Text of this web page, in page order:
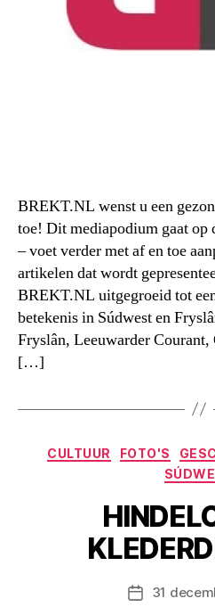
BREKT.NL wenst u een
toe! Dit mediapodium gaat
– voet verder met af en toe
artikelen dat wordt
BREKT.NL uitgegroeid tot
betekenis in Súdwest en
Fryslân, Leeuwarder Courant,
[…]
CULTUUR FOTO'S
31